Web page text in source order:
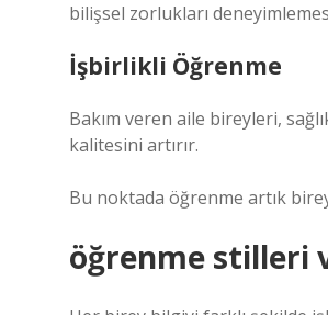
bilişsel zorlukları
İşbirlikli Öğrenme
Bakım veren aile bireyleri,
kalitesini artırır.
Bu noktada öğrenme artık
öğrenme stilleri